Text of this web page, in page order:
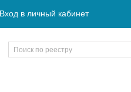
Вход в личный кабинет